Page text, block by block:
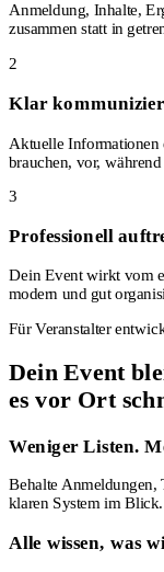
Anmeldung, Inhalte,
zusammen statt in
2
Klar
Aktuelle Informationen
brauchen, vor,
3
Professionell
Dein Event wirkt vom
modern und gut
Für Veranstalter
Dein Event
es vor Ort
Weniger Listen.
Behalte Anmeldungen,
klaren System im Blick.
Alle wissen, was